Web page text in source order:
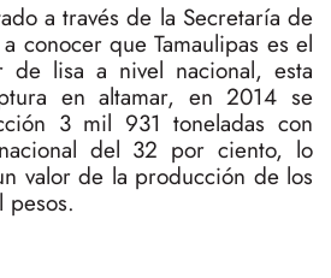
a través de la Secretaría de
conocer que Tamaulipas es el
de lisa a nivel nacional, esta
en altamar, en 2014 se
3 mil 931 toneladas con
del 32 por ciento, lo
valor de la producción de los